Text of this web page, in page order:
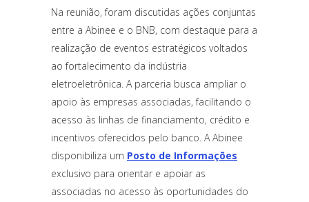
Na reunião, foram discutidas ações conjuntas
entre a Abinee e o BNB, com destaque para a
realização de eventos estratégicos voltados
ao fortalecimento da indústria
eletroeletrônica. A parceria busca ampliar o
apoio às empresas associadas, facilitando o
acesso às linhas de financiamento, crédito e
incentivos oferecidos pelo banco. A Abinee
disponibiliza um Posto de Informações
exclusivo para orientar e apoiar as
associadas no acesso às oportunidades do